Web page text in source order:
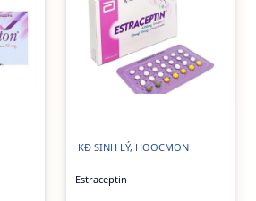
KĐ SINH LÝ, HOOCMON
Estraceptin